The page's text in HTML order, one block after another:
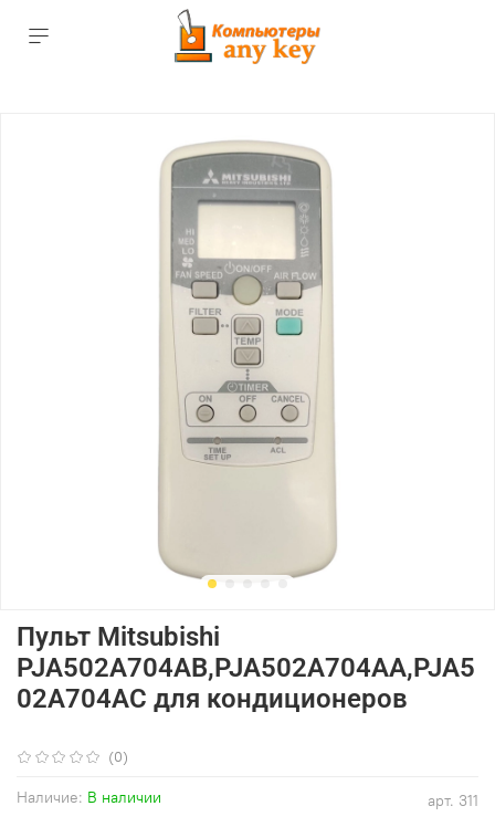
(0)
арт. 311
Наличие: В наличии
Пульт Mitsubishi
PJA502A704AB,PJA502A704AA,PJA5
02A704AC для кондиционеров